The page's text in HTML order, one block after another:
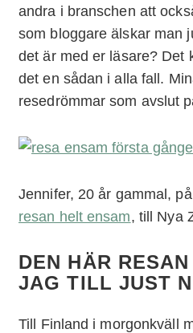
andra i branschen att
som bloggare älskar man
det är med er läsare? Det
det en sådan i alla fall.
resedrömmar som avslut
Jennifer, 20 år gammal,
resan helt ensam, till Nya
DEN HÄR
JAG TILL JUST
Till Finland i morgonkväll